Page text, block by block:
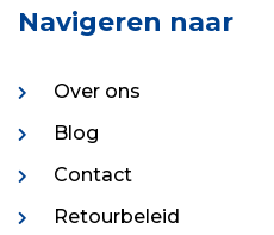
Navigeren naar
Over ons
Blog
Contact
Retourbeleid